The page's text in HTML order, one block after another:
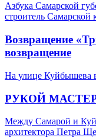
Азбука Самарской
строитель Самарской
Возвращение
возвращение
На улице Куйбышева
РУКОЙ
Между Самарой и
архитектора Петра